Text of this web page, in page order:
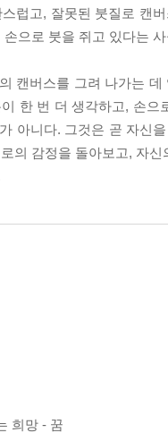
럽고, 잘못된 붓질로 캔
으로 붓을 쥐고 있다는
캔버스를 그려 나가는
한 번 더 생각하고, 손
아니다. 그것은 곧 자신
의 감정을 돌아보고, 자
희망 - 꿈